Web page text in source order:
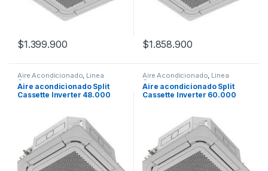
$1.399.900 $1.858.900
Aire Acondicionado, Linea
Comercial
Aire acondicionado Split
Cassette Inverter 48.000
Aire Acondicionado, Linea
Comercial
Aire acondicionado Split
Cassette Inverter 60.000